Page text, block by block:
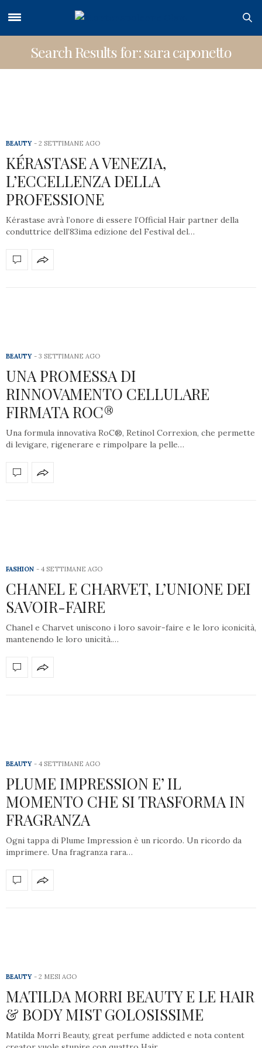
Search Results for: sara caponetto
BEAUTY 2 SETTIMANE AGO
KÉRASTASE A VENEZIA,
L’ECCELLENZA DELLA
PROFESSIONE
Kérastase avrà l’onore di essere l’Official Hair partner della
conduttrice dell’83ima edizione del Festival del…
BEAUTY 3 SETTIMANE AGO
UNA PROMESSA DI
RINNOVAMENTO CELLULARE
FIRMATA ROC®
Una formula innovativa RoC®, Retinol Correxion, che permette
di levigare, rigenerare e rimpolpare la pelle…
FASHION 4 SETTIMANE AGO
CHANEL E CHARVET, L’UNIONE DEI
SAVOIR-FAIRE
Chanel e Charvet uniscono i loro savoir-faire e le loro iconicità,
mantenendo le loro unicità.…
BEAUTY 4 SETTIMANE AGO
PLUME IMPRESSION E’ IL
MOMENTO CHE SI TRASFORMA IN
FRAGRANZA
Ogni tappa di Plume Impression è un ricordo. Un ricordo da
imprimere. Una fragranza rara…
BEAUTY 2 MESI AGO
MATILDA MORRI BEAUTY E LE HAIR
& BODY MIST GOLOSISSIME
Matilda Morri Beauty, great perfume addicted e nota content